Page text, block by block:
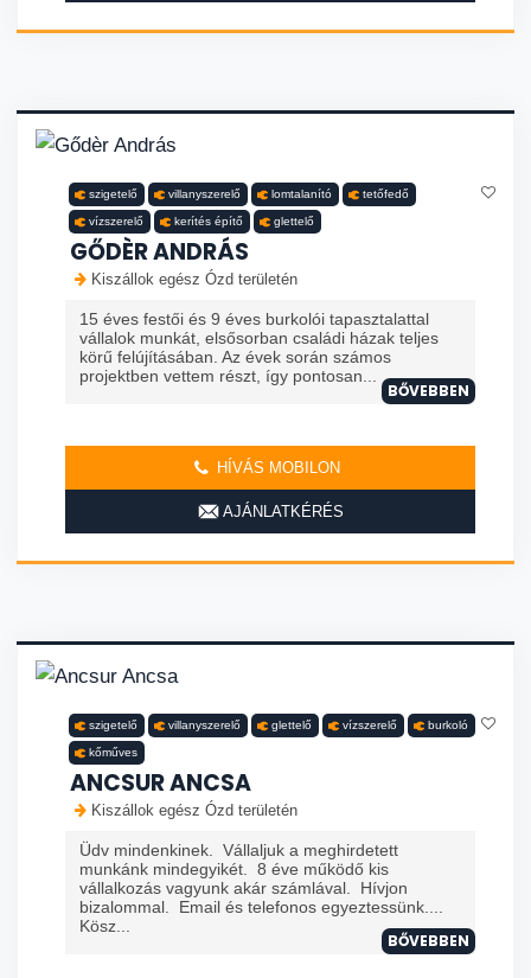
szigetelő villanyszerelő lomtalanító tetőfedő
vízszerelő kerítés építő glettelő
GŐDÈR ANDRÁS
Kiszállok egész Ózd területén
15 éves festői és 9 éves burkolói tapasztalattal
vállalok munkát, elsősorban családi házak teljes
körű felújításában. Az évek során számos
projektben vettem részt, így pontosan...
BŐVEBBEN
HÍVÁS MOBILON
AJÁNLATKÉRÉS
szigetelő villanyszerelő glettelő vízszerelő burkoló
kőműves
ANCSUR ANCSA
Kiszállok egész Ózd területén
Üdv mindenkinek. Vállaljuk a meghirdetett
munkánk mindegyikét. 8 éve működő kis
vállalkozás vagyunk akár számlával. Hívjon
bizalommal. Email és telefonos egyeztessünk....
Kösz...
BŐVEBBEN